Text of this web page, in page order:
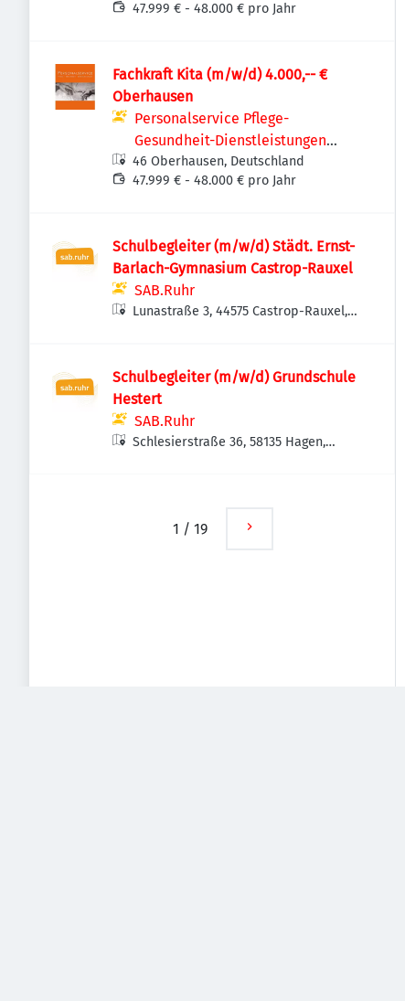
Deutschland
47.999 € - 48.000 € pro Jahr
Fachkraft Kita (m/w/d) 4.000,-- €
Oberhausen
Personalservice Pflege-
Gesundheit-Dienstleistungen
GmbH
46 Oberhausen, Deutschland
47.999 € - 48.000 € pro Jahr
Schulbegleiter (m/w/d) Städt. Ernst-
Barlach-Gymnasium Castrop-Rauxel
SAB.Ruhr
Lunastraße 3, 44575 Castrop-Rauxel,
Schulbegleiter (m/w/d) Grundschule
Hestert
SAB.Ruhr
Schlesierstraße 36, 58135 Hagen,
1 / 19